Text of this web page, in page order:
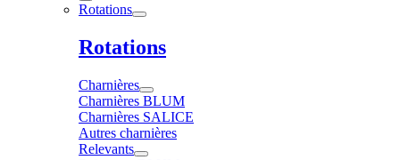
Rotations
Rotations
Charnières
Charnières BLUM
Charnières SALICE
Autres charnières
Relevants